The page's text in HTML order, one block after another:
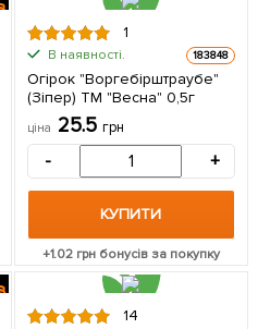
1
В наявності. 183848
Огірок "Воргебірштраубе"
(Зіпер) ТМ "Весна" 0,5г
ціна 25.5 грн
- +
КУПИТИ
+1.02 грн бонусів за покупку
14